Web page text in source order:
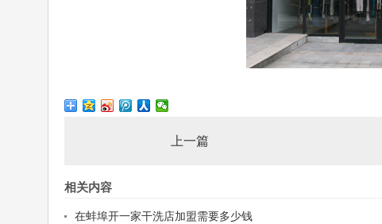
上一篇
相关内容
在蚌埠开一家干洗店加盟需要多少钱